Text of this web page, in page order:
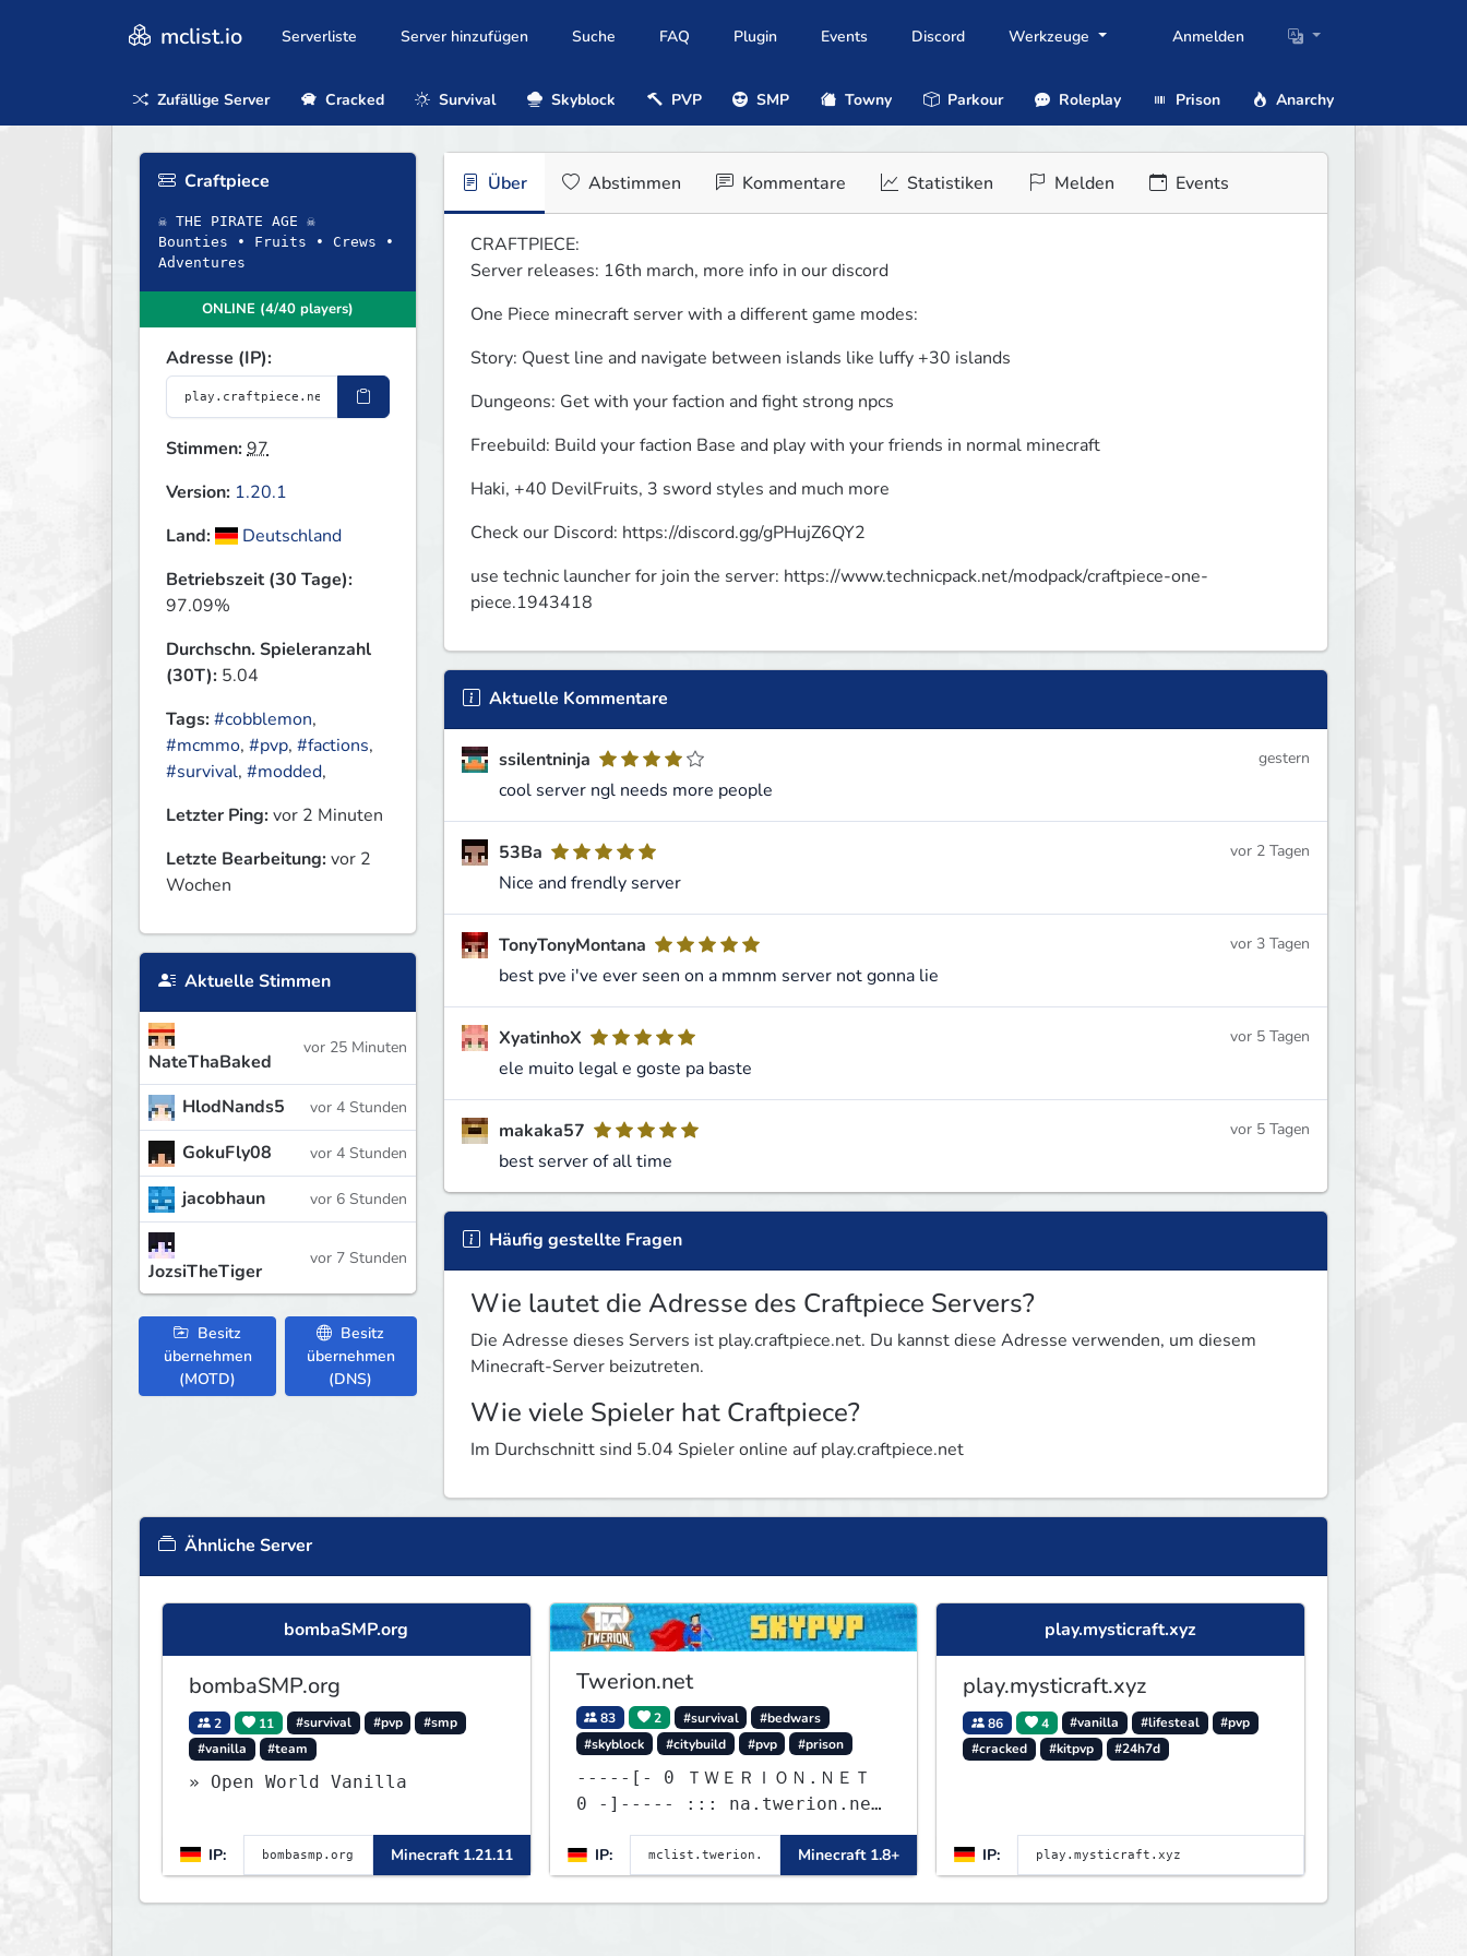
mclist.io Serverliste Server hinzufügen Suche FAQ Plugin Events Discord Werkzeuge Anmelden
Zufällige Server Cracked Survival Skyblock PVP SMP Towny Parkour Roleplay Prison Anarchy
Craftpiece
☠ THE PIRATE AGE ☠
Bounties • Fruits • Crews •
Adventures
ONLINE (4/40 players)
Adresse (IP):
Stimmen:97
Version: 1.20.1
Land:
Deutschland
Betriebszeit (30 Tage):
97.09%
Durchschn. Spieleranzahl
(30T): 5.04
Tags:#cobblemon,
#mcmmo, #pvp, #factions,
#survival, #modded,
Letzter Ping:vor 2 Minuten
Letzte Bearbeitung:vor 2
Wochen
Aktuelle Stimmen
NateThaBaked
vor 25 Minuten
HlodNands5 vor 4 Stunden
GokuFly08 vor 4 Stunden
jacobhaun vor 6 Stunden
JozsiTheTiger
vor 7 Stunden
Besitz
übernehmen
(MOTD)
Besitz
übernehmen
(DNS)
Über Abstimmen Kommentare Statistiken Melden Events
CRAFTPIECE:
Server releases: 16th march, more info in our discord
One Piece minecraft server with a different game modes:
Story: Quest line and navigate between islands like luffy +30 islands
Dungeons: Get with your faction and fight strong npcs
Freebuild: Build your faction Base and play with your friends in normal minecraft
Haki, +40 DevilFruits, 3 sword styles and much more
Check our Discord: https://discord.gg/gPHujZ6QY2
use technic launcher for join the server: https://www.technicpack.net/modpack/craftpiece-one-
piece.1943418
Aktuelle Kommentare
ssilentninja
cool server ngl needs more people
gestern
53Ba
Nice and frendly server
vor 2 Tagen
TonyTonyMontana
best pve i've ever seen on a mmnm server not gonna lie
vor 3 Tagen
XyatinhoX
ele muito legal e goste pa baste
vor 5 Tagen
makaka57
best server of all time
vor 5 Tagen
Häufig gestellte Fragen
Wie lautet die Adresse des Craftpiece Servers?
Die Adresse dieses Servers ist play.craftpiece.net. Du kannst diese Adresse verwenden, um diesem
Minecraft-Server beizutreten.
Wie viele Spieler hat Craftpiece?
Im Durchschnitt sind 5.04 Spieler online auf play.craftpiece.net
Ähnliche Server
bombaSMP.org
bombaSMP.org
2 11 #survival #pvp
#smp
#vanilla
#team
» Open World Vanilla
IP: Minecraft 1.21.11
Twerion.net
83 2 #survival
#bedwars
#skyblock
#citybuild #pvp #prison
-----[- 0 ＴＷＥＲＩＯＮ.ＮＥＴ
0 -]----- ::: na.twerion.net
as.twerion.net :::
IP: Minecraft 1.8+
play.mysticraft.xyz
play.mysticraft.xyz
86 4 #vanilla #lifesteal
#pvp
#cracked
#kitpvp #24h7d
IP: